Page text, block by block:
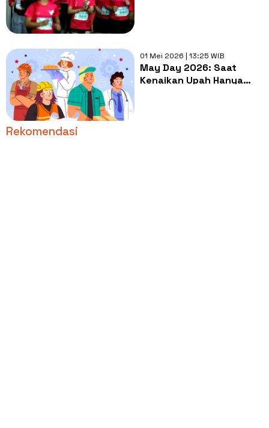
01 Mei 2026 | 13:25 WIB
May Day 2026: Saat
Kenaikan Upah Hanya
Rekomendasi